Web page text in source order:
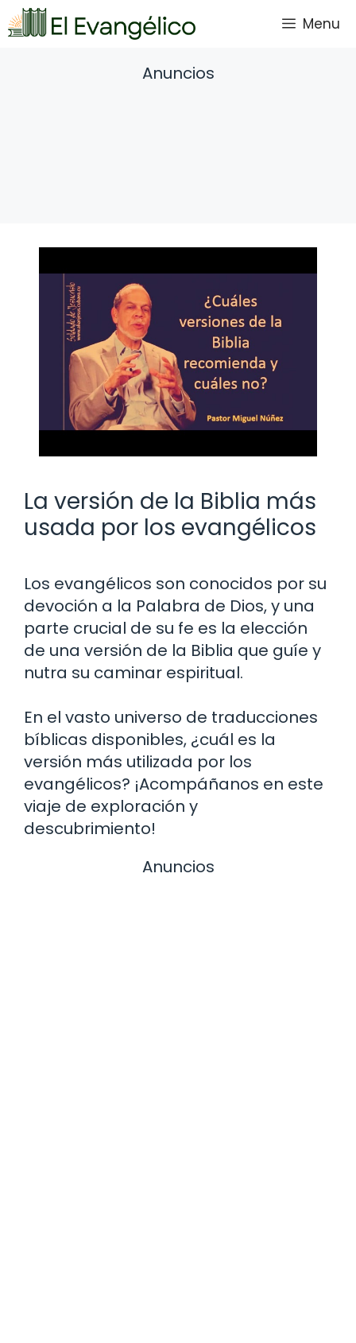
Saltar
al
Menu
Anuncios
La versión de la Biblia más
usada por los evangélicos
Los evangélicos son conocidos por su
devoción a la Palabra de Dios, y una
parte crucial de su fe es la elección
de una versión de la Biblia que guíe y
nutra su caminar espiritual.
En el vasto universo de traducciones
bíblicas disponibles, ¿cuál es la
versión más utilizada por los
evangélicos? ¡Acompáñanos en este
viaje de exploración y
descubrimiento!
Anuncios